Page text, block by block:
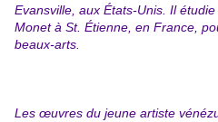
Evansville, aux États-Unis. Il
Monet à St. Étienne, en France,
beaux-arts.
Les œuvres du jeune artiste